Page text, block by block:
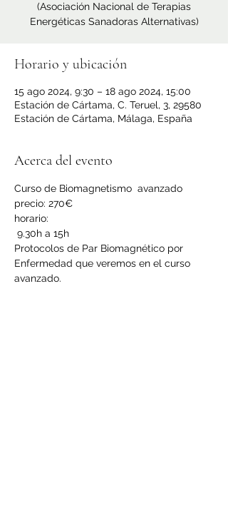
(Asociación Nacional de Terapias
Horario y ubicación
15 ago 2024, 9:30 – 18 ago 2024, 15:00
Estación de Cártama, C. Teruel, 3, 29580
Estación de Cártama, Málaga, España
Acerca del evento
Curso de Biomagnetismo  avanzado
precio: 270€
horario:
9.30h a 15h
Protocolos de Par Biomagnético por
Enfermedad que veremos en el curso
avanzado.